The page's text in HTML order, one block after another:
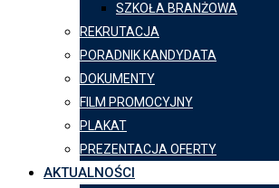
SZKOŁA BRANŻOWA
REKRUTACJA
PORADNIK KANDYDATA
DOKUMENTY
FILM PROMOCYJNY
PLAKAT
PREZENTACJA OFERTY
AKTUALNOŚCI